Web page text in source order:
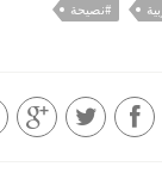
#نصيحة